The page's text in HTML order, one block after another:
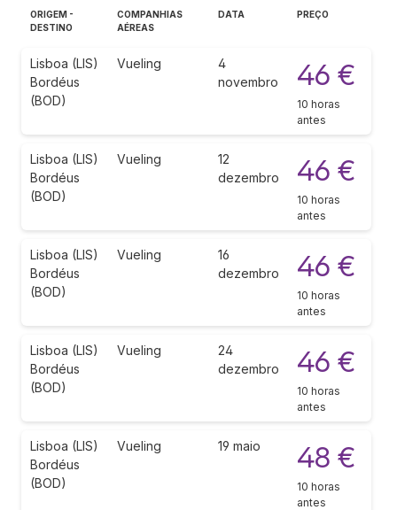
ORIGEM -
DESTINO
COMPANHIAS
AÉREAS
DATA PREÇO
Lisboa (LIS)
Bordéus
(BOD)
Vueling
4
novembro
46 €
10 horas
antes
Lisboa (LIS)
Bordéus
(BOD)
Vueling
12
dezembro
46 €
10 horas
antes
Lisboa (LIS)
Bordéus
(BOD)
Vueling
16
dezembro
46 €
10 horas
antes
Lisboa (LIS)
Bordéus
(BOD)
Vueling
24
dezembro
46 €
10 horas
antes
Lisboa (LIS)
Bordéus
(BOD)
Vueling 19 maio 48 €
10 horas
antes